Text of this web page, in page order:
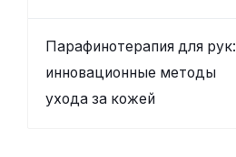
Парафинотерапия для рук:
инновационные методы
ухода за кожей